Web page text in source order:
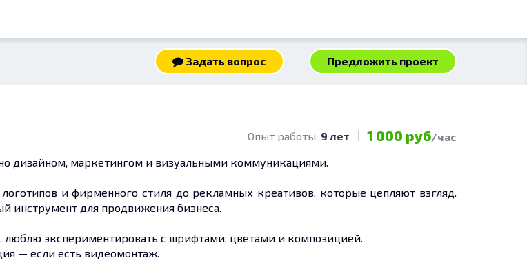
Задать вопрос Предложить проект
Опыт работы: 9 лет 1 000 руб/час
дизайном, маркетингом и визуальными коммуникациями.
и фирменного стиля до рекламных креативов, которые цепляют взгляд.
инструмент для продвижения бизнеса.
экспериментировать с шрифтами, цветами и композицией.
— если есть видеомонтаж.